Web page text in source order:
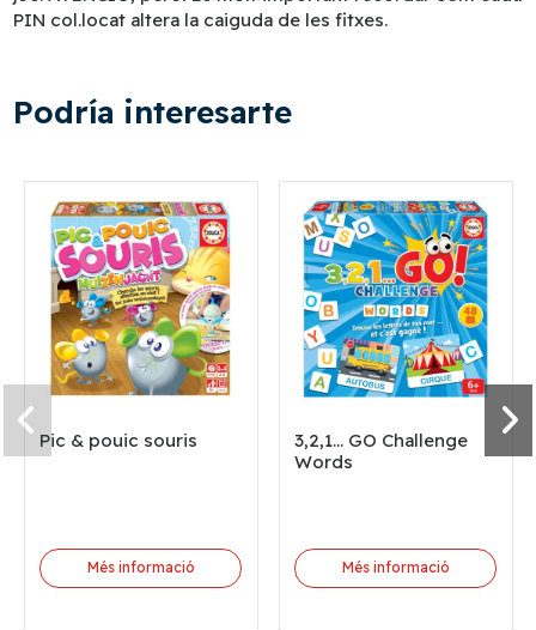
PIN col.locat altera la caiguda de les fitxes.
Podría interesarte
Pic & pouic souris
Més informació
3,2,1... GO Challenge
Words
Més informació